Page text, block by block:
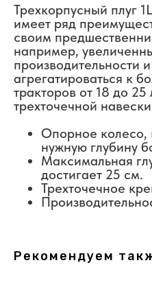
Трехкорпусный плуг
имеет ряд
своим
например,
производительности
агрегатироваться к
тракторов от 18 до
трехточечной
Опорное колесо,
нужную глубину
Максимальная
достигает 25 см.
Трехточечное
Рекомендуем